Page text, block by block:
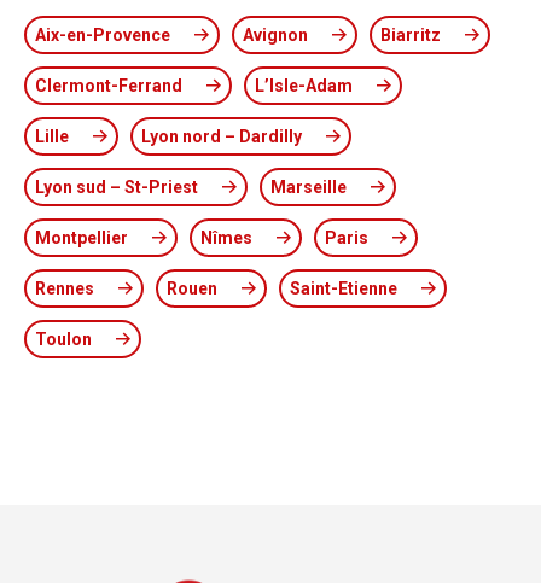
Aix-en-Provence Avignon Biarritz
Clermont-Ferrand L’Isle-Adam
Lille Lyon nord – Dardilly
Lyon sud – St-Priest Marseille
Montpellier Nîmes Paris
Rennes Rouen Saint-Etienne
Toulon